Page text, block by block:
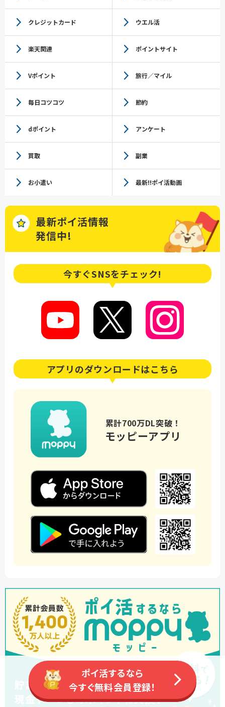
クレジットカード ウエル活
楽天関連 ポイントサイト
Vポイント 旅行／マイル
毎日コツコツ 節約
dポイント アンケート
買取 副業
お小遣い 最新!!ポイ活動画
最新ポイ活情報
発信中!
今すぐSNSをチェック!
アプリのダウンロードはこちら
累計700万DL突破！
モッピーアプリ
ポイ活するなら
今すぐ無料会員登録！